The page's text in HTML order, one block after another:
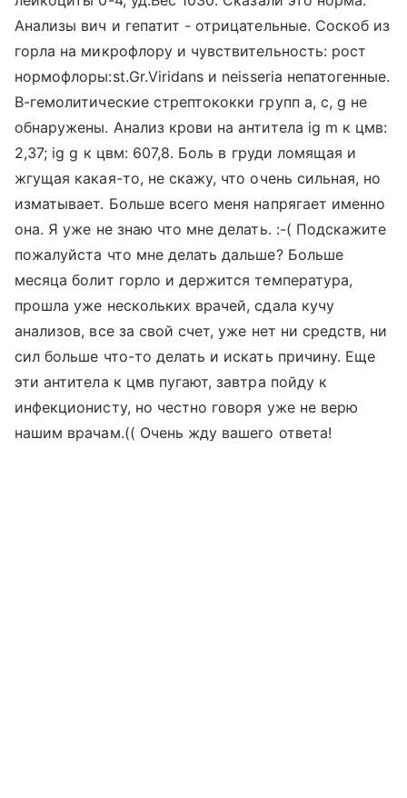
Анализы вич и гепатит - отрицательные. Соскоб из
горла на микрофлору и чувствительность: рост
нормофлоры:st.Gr.Viridans и neisseria непатогенные.
В-гемолитические стрептококки групп а, с, g не
обнаружены. Анализ крови на антитела ig m к цмв:
2,37; ig g к цвм: 607,8. Боль в груди ломящая и
жгущая какая-то, не скажу, что очень сильная, но
изматывает. Больше всего меня напрягает именно
она. Я уже не знаю что мне делать. :-( Подскажите
пожалуйста что мне делать дальше? Больше
месяца болит горло и держится температура,
прошла уже нескольких врачей, сдала кучу
анализов, все за свой счет, уже нет ни средств, ни
сил больше что-то делать и искать причину. Еще
эти антитела к цмв пугают, завтра пойду к
инфекционисту, но честно говоря уже не верю
нашим врачам.(( Очень жду вашего ответа!